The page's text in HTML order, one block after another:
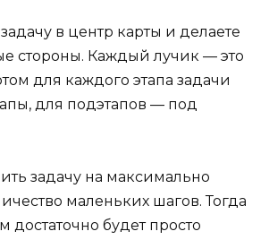
в центр карты и делаете
стороны. Каждый лучик — это
для каждого этапа задачи
для подэтапов — под
задачу на максимально
маленьких шагов. Тогда
достаточно будет просто